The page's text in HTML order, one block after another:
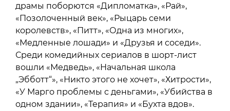
драмы поборются «Дипломатка», «Рай»,
«Позолоченный век», «Рыцарь семи
королевств», «Питт», «Одна из многих»,
«Медленные лошади» и «Друзья и соседи».
Среди комедийных сериалов в шорт-лист
вошли «Медведь», «Начальная школа
„Эбботт“», «Никто этого не хочет», «Хитрости»,
«У Марго проблемы с деньгами», «Убийства в
одном здании», «Терапия» и «Бухта вдов».